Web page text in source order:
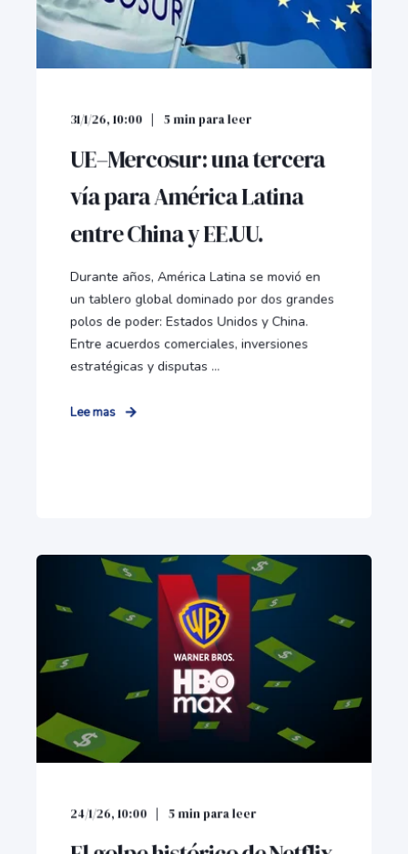
31/1/26, 10:00 5 min para leer
UE–Mercosur: una tercera
vía para América Latina
entre China y EE.UU.
Durante años, América Latina se movió en
un tablero global dominado por dos grandes
polos de poder: Estados Unidos y China.
Entre acuerdos comerciales, inversiones
estratégicas y disputas ...
Lee mas
24/1/26, 10:00 5 min para leer